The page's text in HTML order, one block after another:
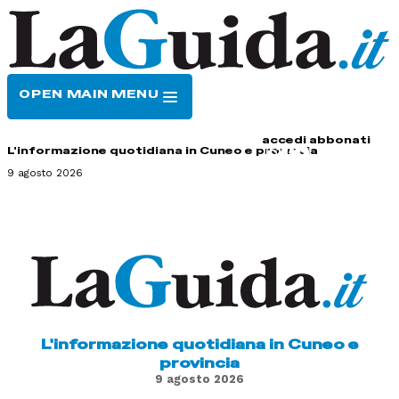
OPEN MAIN MENU
accedi abbonati
L'informazione quotidiana in Cuneo e provincia
9 agosto 2026
L'informazione quotidiana in Cuneo e
provincia
9 agosto 2026